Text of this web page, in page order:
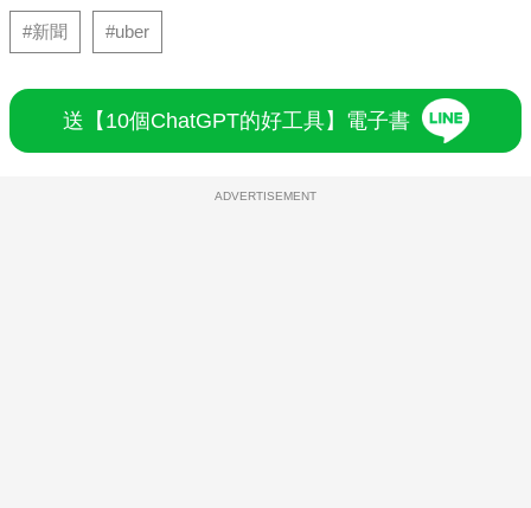
#新聞 #uber
送【10個ChatGPT的好工具】電子書
ADVERTISEMENT